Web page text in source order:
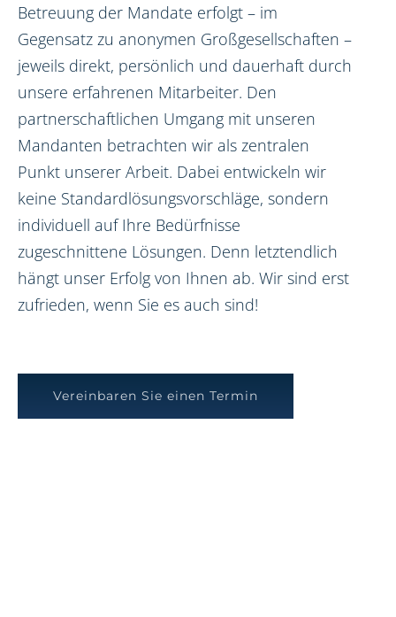
Betreuung der Mandate erfolgt – im
Gegensatz zu anonymen Großgesellschaften –
jeweils direkt, persönlich und dauerhaft durch
unsere erfahrenen Mitarbeiter. Den
partnerschaftlichen Umgang mit unseren
Mandanten betrachten wir als zentralen
Punkt unserer Arbeit. Dabei entwickeln wir
keine Standardlösungsvorschläge, sondern
individuell auf Ihre Bedürfnisse
zugeschnittene Lösungen. Denn letztendlich
hängt unser Erfolg von Ihnen ab. Wir sind erst
zufrieden, wenn Sie es auch sind!
Vereinbaren Sie einen Termin